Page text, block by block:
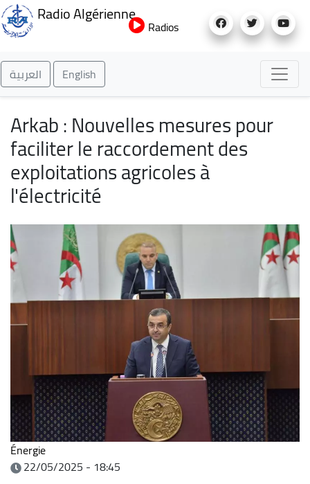
au
Radio Algérienne
Radios
العربية English
Arkab : Nouvelles mesures pour
faciliter le raccordement des
exploitations agricoles à
l'électricité
Énergie
22/05/2025 - 18:45